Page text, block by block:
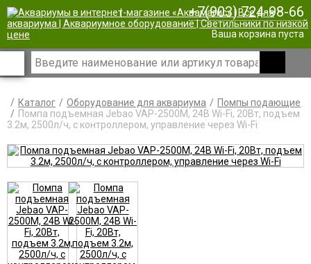
| +7(903) 724-98-66
Ваша корзина пуста
Каталог Оборудование для аквариума
Помпы подающие
Помпа подъемная Jebao VAP-2500M, 24В Wi-Fi, 20Вт, подъем
3.2м, 2500л/ч, с контроллером, управление через Wi-Fi